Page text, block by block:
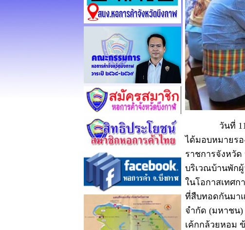
วันที่ 11 เมษ
ได้มอบหมายร
ราชการจังหวั
บริเวณบ้านพักผู้
ในโอกาสเทศ
ที่สืบทอดกันมา
จำกัด (มหาชน
เค้กกล้วยหอม